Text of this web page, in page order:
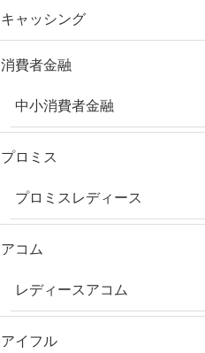
キャッシング
消費者金融
中小消費者金融
プロミス
プロミスレディース
アコム
レディースアコム
アイフル